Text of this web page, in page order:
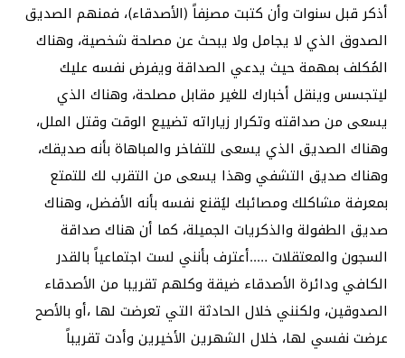
أذكر قبل سنوات وأن كتبت مصنِفاً (الأصدقاء)، فمنهم الصديق
الصدوق الذي لا يجامل ولا يبحث عن مصلحة شخصية، وهناك
المُكلف بمهمة حيث يدعي الصداقة ويفرض نفسه عليك
ليتجسس وينقل أخبارك للغير مقابل مصلحة، وهناك الذي
يسعى من صداقته وتكرار زياراته تضييع الوقت وقتل الملل،
وهناك الصديق الذي يسعى للتفاخر والمباهاة بأنه صديقك،
وهناك صديق التشفي وهذا يسعى من التقرب لك للتمتع
بمعرفة مشاكلك ومصائبك ليُقنع نفسه بأنه الأفضل، وهناك
صديق الطفولة والذكريات الجميلة، كما أن هناك صداقة
السجون والمعتقلات …..أعترف بأنني لست اجتماعياً بالقدر
الكافي ودائرة الأصدقاء ضيقة وكلهم تقريبا من الأصدقاء
الصدوقين، ولكنني خلال الحادثة التي تعرضت لها ،أو بالأصح
عرضت نفسي لها، خلال الشهرين الأخيرين وأدت تقريباً